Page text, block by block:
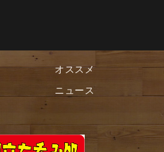
オススメ
ニュース